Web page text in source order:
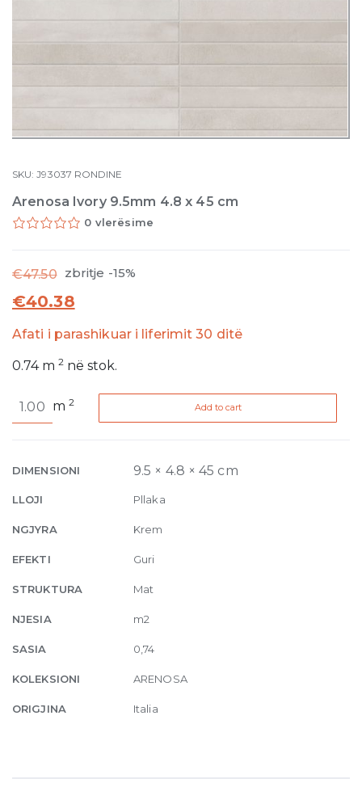
SKU:J93037 RONDINE
Arenosa Ivory 9.5mm 4.8 x 45 cm
0 vlerësime
€47.50 zbritje -15%
€40.38
Afati i parashikuar i liferimit 30 ditë
0.74 m2 në stok.
Ivory
x
cm
quantity
m2 Add to cart
DIMENSIONI 9.5 × 4.8 × 45 cm
LLOJI Pllaka
NGJYRA Krem
EFEKTI Guri
STRUKTURA Mat
NJESIA m2
SASIA 0,74
KOLEKSIONI ARENOSA
ORIGJINA Italia